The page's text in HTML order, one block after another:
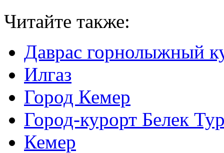
Читайте также:
Даврас горнолыжный
Илгаз
Город Кемер
Город-курорт Белек
Кемер